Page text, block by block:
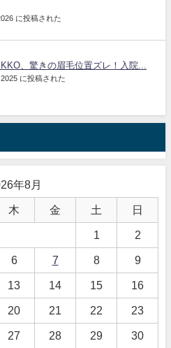
に投稿された
、驚きの眉毛位置ズレ！入院...
に投稿された
年8月
木 金 土 日
1 2
6 7 8 9
13 14 15 16
20 21 22 23
27 28 29 30